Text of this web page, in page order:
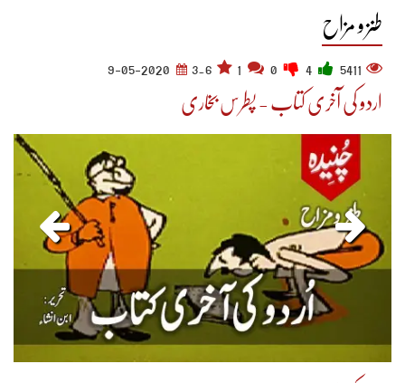
طنز و مزاح
5411
3.6
9-05-2020
اردو کی آخری کتاب - پطرس بخاری